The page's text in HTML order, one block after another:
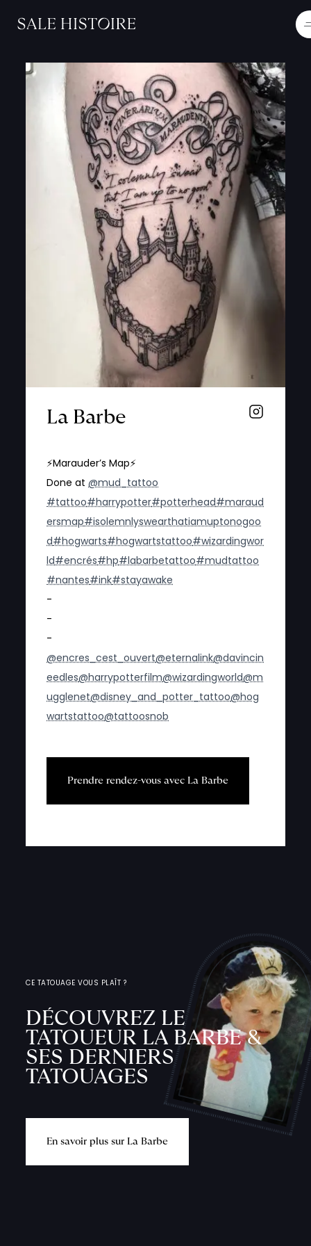
La Barbe
⚡️Marauder’s Map⚡️
Done at@mud_tattoo
#tattoo#harrypotter#potterhead#maraud
ersmap#isolemnlyswearthatiamuptonogoo
d#hogwarts#hogwartstattoo#wizardingwor
ld#encrés#hp#labarbetattoo#mudtattoo
#nantes#ink#stayawake
-
-
-
@encres_cest_ouvert@eternalink@davincin
eedles@harrypotterfilm@wizardingworld@m
ugglenet@disney_and_potter_tattoo@hog
wartstattoo@tattoosnob
Prendre rendez-vous avec La Barbe
CE TATOUAGE VOUS PLAÎT ?
DÉCOUVREZ LE
TATOUEUR LA BARBE &
SES DERNIERS
TATOUAGES
En savoir plus sur La Barbe